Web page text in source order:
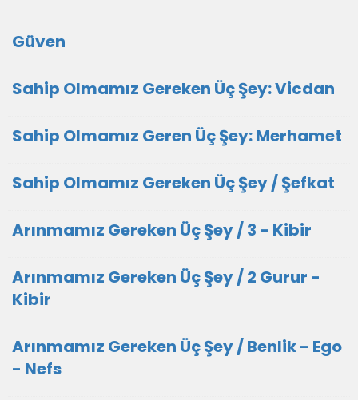
Güven
Sahip Olmamız Gereken Üç Şey: Vicdan
Sahip Olmamız Geren Üç Şey: Merhamet
Sahip Olmamız Gereken Üç Şey / Şefkat
Arınmamız Gereken Üç Şey / 3 - Kibir
Arınmamız Gereken Üç Şey / 2 Gurur -
Kibir
Arınmamız Gereken Üç Şey / Benlik - Ego
- Nefs